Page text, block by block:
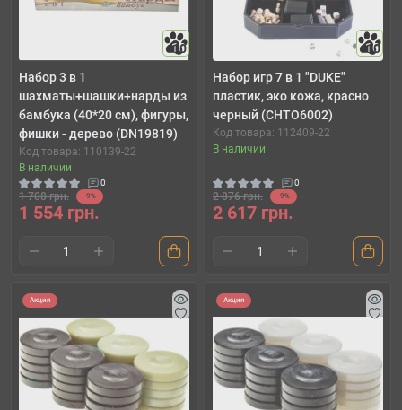
10
Набор 3 в 1
шахматы+шашки+нарды из
бамбука (40*20 см), фигуры,
фишки - дерево (DN19819)
Код товара: 110139-22
В наличии
0
1 708 грн. -9%
1 554 грн.
10
Набор игр 7 в 1 "DUKE"
пластик, эко кожа, красно
черный (CHTO6002)
Код товара: 112409-22
В наличии
0
2 876 грн. -9%
2 617 грн.
Акция Акция